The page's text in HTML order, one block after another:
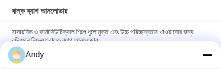
বাল্ক ব্যাগ আনলোডার
রাসায়নিক ও ফার্মাসিউটিক্যাল শিল্পে ধুলোমুক্ত এবং উচ্চ পরিচ্ছন্নতার খাওয়ানোর জন্য
বুদ্ধিমান নিয়ন্ত্রণ বাল্ক ব্যাগ আনলোডার
পরিষ্কার এবং ধুলো মুক্ত অপারেটিং পরিবেশ উপাদান হ্যান্ডলিং জন্য অত্যন্ত বিশেষীকৃত
Andy